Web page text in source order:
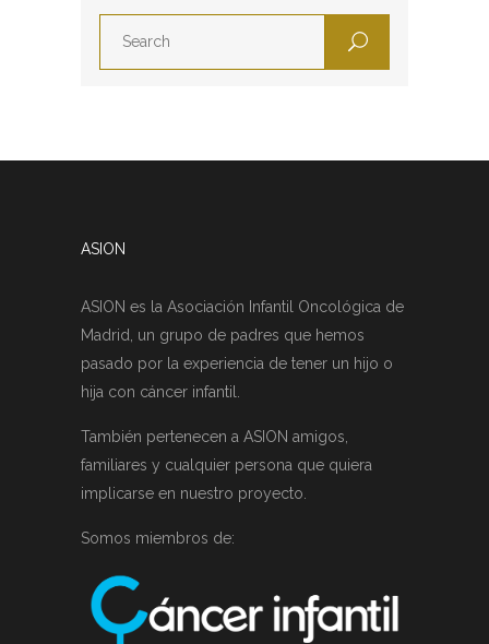
ASION
ASION es la Asociación Infantil Oncológica de
Madrid, un grupo de padres que hemos
pasado por la experiencia de tener un hijo o
hija con cáncer infantil.
También pertenecen a ASION amigos,
familiares y cualquier persona que quiera
implicarse en nuestro proyecto.
Somos miembros de: